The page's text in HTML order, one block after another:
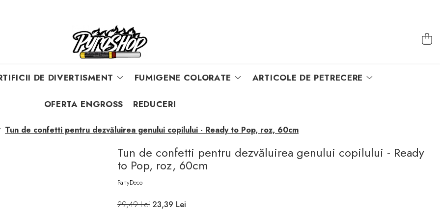
DE DIVERTISMENT FUMIGENE COLORATE ARTICOLE DE PETRECERE
OFERTA ENGROSS REDUCERI
Tun de confetti pentru dezvăluirea genului copilului - Ready to Pop, roz, 60cm
Tun de confetti pentru dezvăluirea genului copilului - Ready
to Pop, roz, 60cm
PartyDeco
29,49 Lei 23,39 Lei